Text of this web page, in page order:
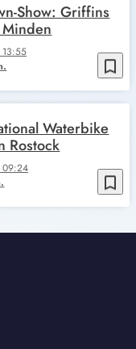
bookmark_border
Show: Griffins
bookmark_border
09:24
Waterbike
Rostock